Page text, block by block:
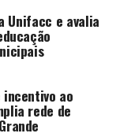
Unifacc e avalia
ao
rede de